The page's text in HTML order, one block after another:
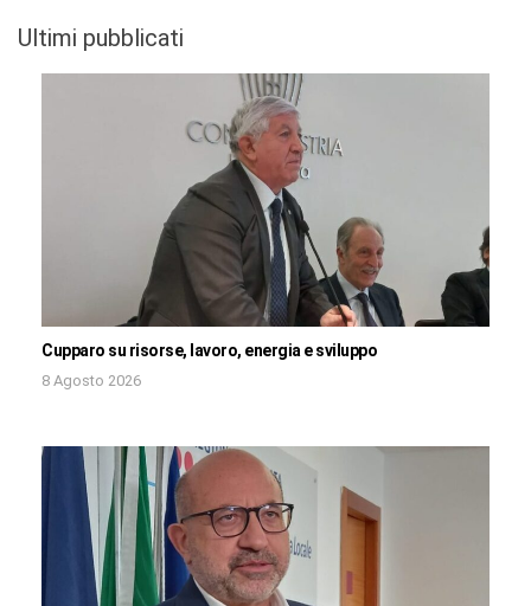
Ultimi pubblicati
Cupparo su risorse, lavoro, energia e sviluppo
8 Agosto 2026